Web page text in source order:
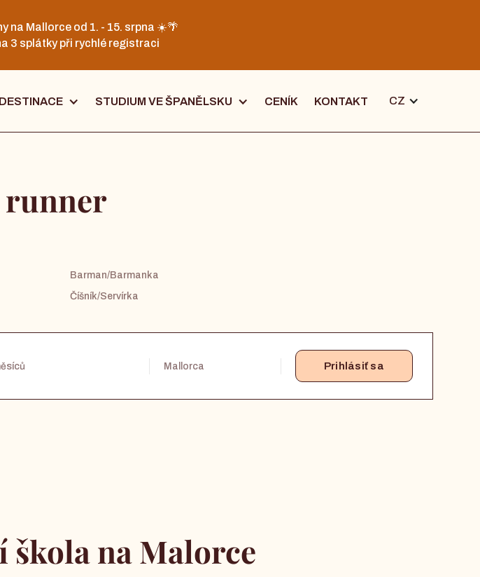
na Mallorce od 1. - 15. srpna ☀️🌴
3 splátky při rychlé registraci
DESTINACE STUDIUM VE ŠPANĚLSKU CENÍK KONTAKT CZ
runner
Barman/Barmanka
Číšník/Servírka
Mallorca Prihlásiť sa
škola na Malorce